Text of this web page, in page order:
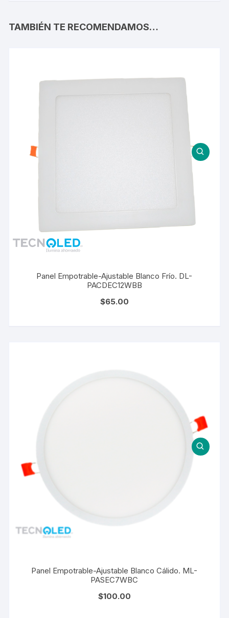
TAMBIÉN TE RECOMENDAMOS…
Panel Empotrable-Ajustable Blanco Frío. DL-
PACDEC12WBB
$65.00
Panel Empotrable-Ajustable Blanco Cálido. ML-
PASEC7WBC
$100.00